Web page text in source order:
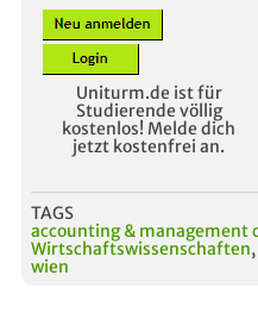
Uniturm.de ist für
Studierende völlig
kostenlos! Melde dich
jetzt kostenfrei an.
TAGS
accounting & management
Wirtschaftswissenschaften,
wien